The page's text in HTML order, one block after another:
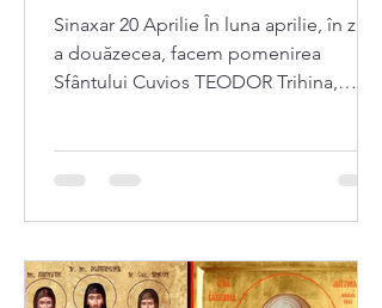
Sinaxar 20 Aprilie În luna aprilie, în ziua
a douăzecea, facem pomenirea
Sfântului Cuvios TEODOR Trihina,